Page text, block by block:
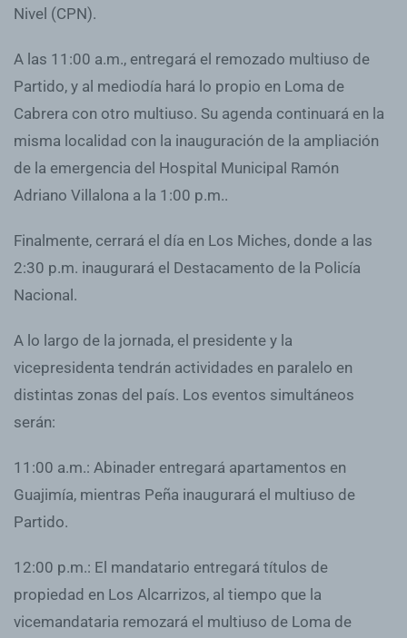
Nivel (CPN).
A las 11:00 a.m., entregará el remozado multiuso de
Partido, y al mediodía hará lo propio en Loma de
Cabrera con otro multiuso. Su agenda continuará en la
misma localidad con la inauguración de la ampliación
de la emergencia del Hospital Municipal Ramón
Adriano Villalona a la 1:00 p.m..
Finalmente, cerrará el día en Los Miches, donde a las
2:30 p.m. inaugurará el Destacamento de la Policía
Nacional.
A lo largo de la jornada, el presidente y la
vicepresidenta tendrán actividades en paralelo en
distintas zonas del país. Los eventos simultáneos
serán:
11:00 a.m.: Abinader entregará apartamentos en
Guajimía, mientras Peña inaugurará el multiuso de
Partido.
12:00 p.m.: El mandatario entregará títulos de
propiedad en Los Alcarrizos, al tiempo que la
vicemandataria remozará el multiuso de Loma de